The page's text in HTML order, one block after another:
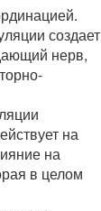
создает
нерв,
на
на
в целом